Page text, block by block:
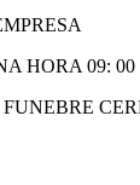
HORA 09: